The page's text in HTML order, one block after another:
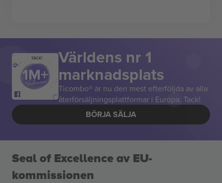
TACK! Världens nr 1
marknadsplats
Ticombo® är nu den mest efterföljda av alla
återförsäljningsplattformar i Europa. Tack!
BÖRJA SÄLJA
Seal of Excellence av EU-
kommissionen